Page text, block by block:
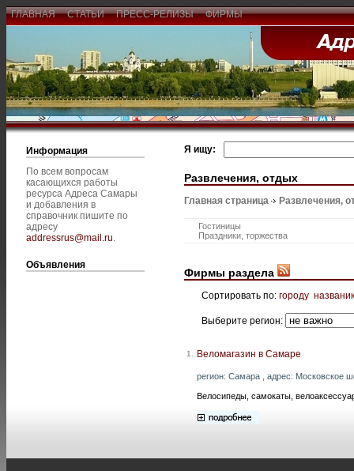
ГЛАВНАЯ СТАТЬИ ПРЕСС-РЕЛИЗЫ ФИРМЫ
Информация
По всем вопросам
касающихся работы
ресурса Адреса Самары
и добавления в
справочник пишите по
адресу
addressrus@mail.ru.
Объявления
Я ищу:
Развлечения, отдых
Главная страница Развлечения,
Гостиницы
Праздники, торжества
Фирмы раздела
Сортировать по: городу
Выберите регион:
1. Веломагазин в Самаре
регион: Самара , адрес: Московское
Велосипеды, самокаты,